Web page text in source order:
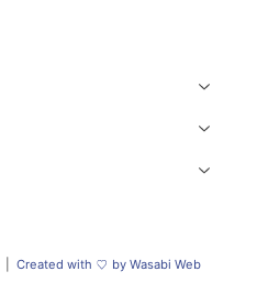
Created with by Wasabi Web